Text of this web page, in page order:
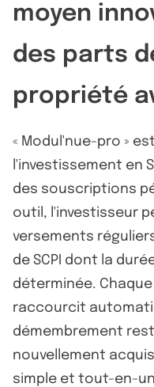
moyen
des parts
propriété
« Modul'nue-pro »
l'investissement en
des souscriptions
outil, l'investisseur
versements
de SCPI dont la
déterminée.
raccourcit
démembrement
nouvellement
simple et tout-en-